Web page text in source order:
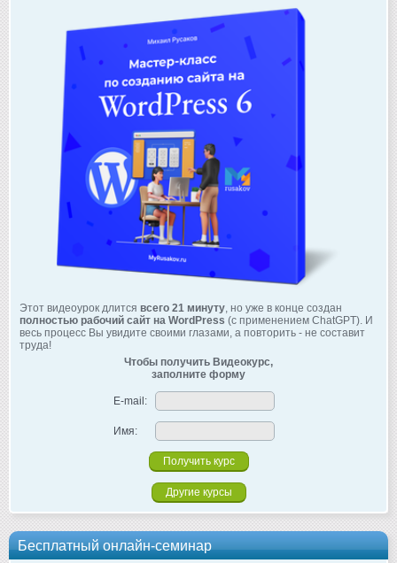
Этот видеоурок длится всего 21 минуту, но уже в конце создан
полностью рабочий сайт на WordPress (с применением ChatGPT). И
весь процесс Вы увидите своими глазами, а повторить - не составит
труда!
Чтобы получить Видеокурс,
заполните форму
E-mail:
Имя:
Другие курсы
Бесплатный онлайн-семинар